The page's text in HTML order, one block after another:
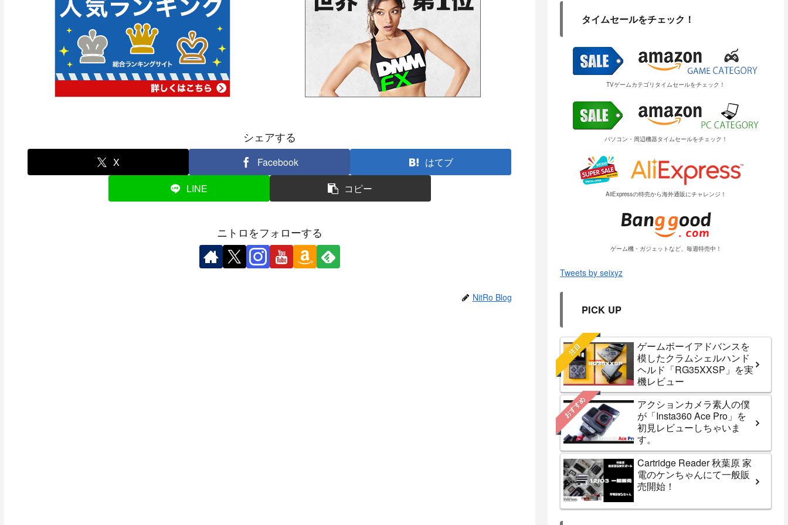
シェアする
X Facebook
はてブ
LINE
コピー
ニトロをフォローする
NitRo Blog
タイムセールをチェック！
TVゲームカテゴリタイムセールをチェック！
パソコン・周辺機器タイムセールをチェック！
AliExpressの特売から海外通販にチャレンジ！
ゲーム機・ガジェットなど、毎週特売中！
Tweets by seixyz
PICK UP
注目
ゲームボーイアドバンスを
模したクラムシェルハンド
ヘルド「RG35XXSP」を実
機レビュー
おすすめ
アクションカメラ素人の僕
が「Insta360 Ace Pro」を
初見レビューしちゃいま
す。
Cartridge Reader 秋葉原 家
電のケンちゃんにて一般販
売開始！